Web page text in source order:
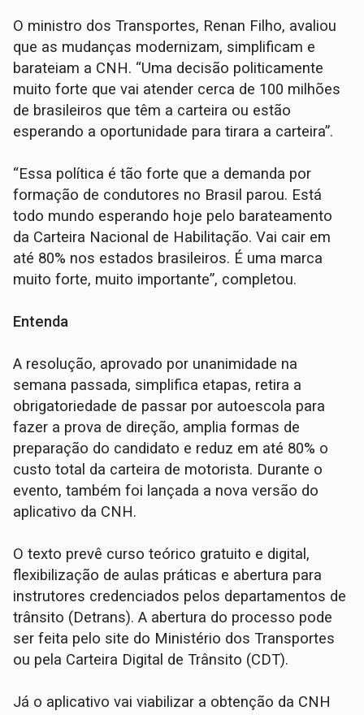
O ministro dos Transportes, Renan Filho, avaliou
que as mudanças modernizam, simplificam e
barateiam a CNH. “Uma decisão politicamente
muito forte que vai atender cerca de 100 milhões
de brasileiros que têm a carteira ou estão
esperando a oportunidade para tirara a carteira”.
“Essa política é tão forte que a demanda por
formação de condutores no Brasil parou. Está
todo mundo esperando hoje pelo barateamento
da Carteira Nacional de Habilitação. Vai cair em
até 80% nos estados brasileiros. É uma marca
muito forte, muito importante”, completou.
Entenda
A resolução, aprovado por unanimidade na
semana passada, simplifica etapas, retira a
obrigatoriedade de passar por autoescola para
fazer a prova de direção, amplia formas de
preparação do candidato e reduz em até 80% o
custo total da carteira de motorista. Durante o
evento, também foi lançada a nova versão do
aplicativo da CNH.
O texto prevê curso teórico gratuito e digital,
flexibilização de aulas práticas e abertura para
instrutores credenciados pelos departamentos de
trânsito (Detrans). A abertura do processo pode
ser feita pelo site do Ministério dos Transportes
ou pela Carteira Digital de Trânsito (CDT).
Já o aplicativo vai viabilizar a obtenção da CNH